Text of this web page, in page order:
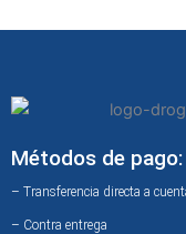
Métodos de pago:
– Transferencia directa a
– Contra entrega